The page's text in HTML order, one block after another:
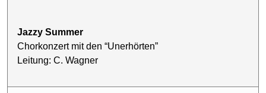
Jazzy Summer
Chorkonzert mit den “Unerhörten”
Leitung: C. Wagner